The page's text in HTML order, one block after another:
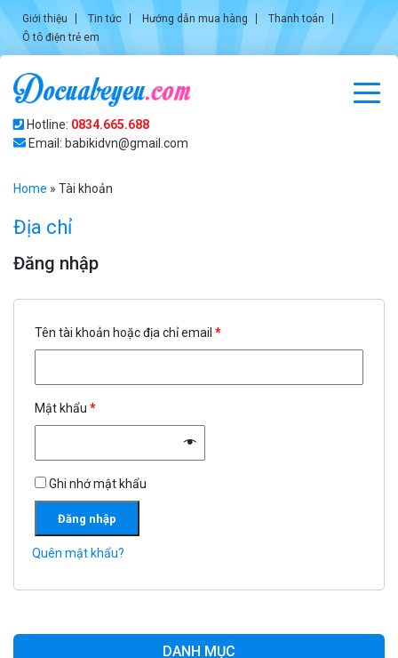
Giới thiệu Tin tức Hướng dẫn mua hàng
Thanh toán
Ô tô điện trẻ em
Hotline: 0834.665.688
Email: babikidvn@gmail.com
Home » Tài khoản
Địa chỉ
Đăng nhập
Tên tài khoản hoặc địa chỉ email *
Mật khẩu *
Ghi nhớ mật khẩu
Đăng nhập
Quên mật khẩu?
DANH MỤC
350.000 ₫
950.000 ₫